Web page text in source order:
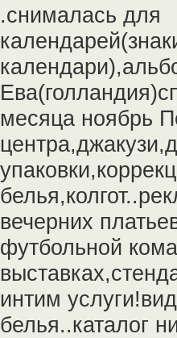
.снималась для
месяца ноябрь
упаковки,коррекц
вечерних
футбольной
интим
белья..каталог